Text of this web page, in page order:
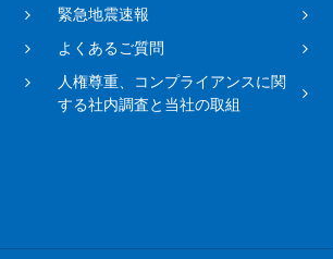
緊急地震速報
よくあるご質問
人権尊重、コンプライアンスに関
する社内調査と当社の取組